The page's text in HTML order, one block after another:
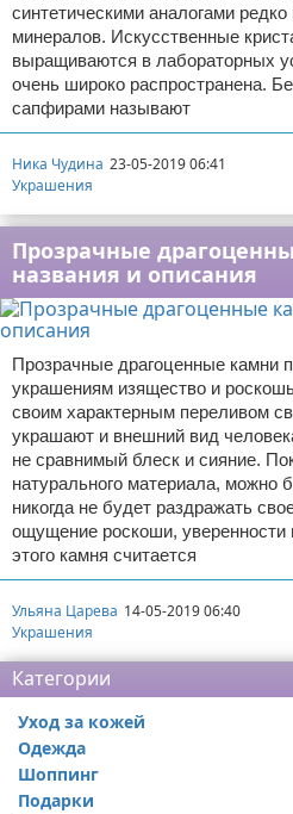
синтетическими аналогами
минералов. Искусственные
выращиваются в лабораторных
очень широко распространена.
сапфирами называют
Ника Чудина 23-05-2019 06:41
Украшения
Прозрачные
названия и описания
Прозрачные драгоценные камни
украшениям изящество и
своим характерным переливом
украшают и внешний вид
не сравнимый блеск и сияние.
натурального материала, можно
никогда не будет раздражать
ощущение роскоши,
этого камня считается
Ульяна Царева 14-05-2019 06:40
Украшения
Категории
Уход за кожей
Одежда
Шоппинг
Подарки